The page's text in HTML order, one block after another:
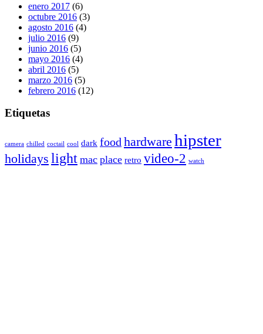
enero 2017 (6)
octubre 2016 (3)
agosto 2016 (4)
julio 2016 (9)
junio 2016 (5)
mayo 2016 (4)
abril 2016 (5)
marzo 2016 (5)
febrero 2016 (12)
Etiquetas
camera chilled coctail cool dark food hardware hipster
holidays light mac place retro video-2 watch